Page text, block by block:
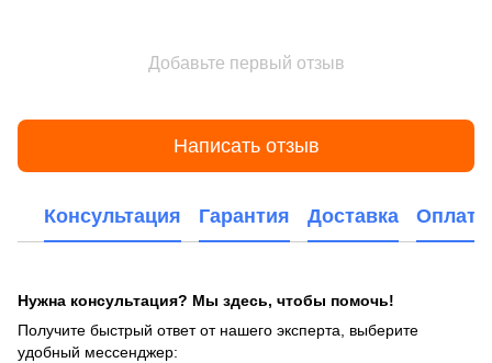
Добавьте первый отзыв
Написать отзыв
Консультация Гарантия Доставка Оплата
Нужна консультация? Мы здесь, чтобы помочь!
Получите быстрый ответ от нашего эксперта, выберите
удобный мессенджер: